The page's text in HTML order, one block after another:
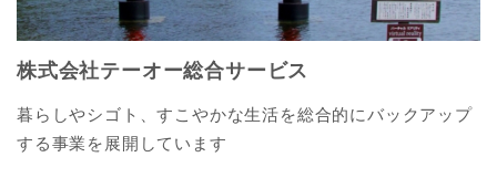
株式会社テーオー総合サービス
暮らしやシゴト、すこやかな生活を総合的にバックアップ
する事業を展開しています